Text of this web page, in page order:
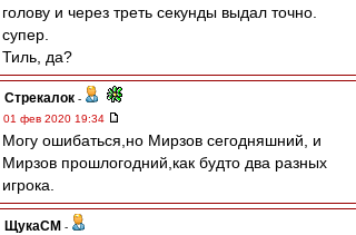
голову и через треть секунды выдал точно.
супер.
Тиль, да?
Стрекалок -
01 фев 2020 19:34
Могу ошибаться,но Мирзов сегодняшний, и
Мирзов прошлогодний,как будто два разных
игрока.
ЩукаСМ -